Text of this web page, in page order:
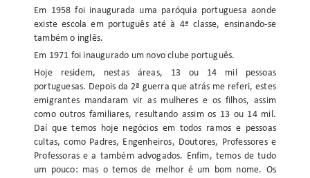
Em 1958 foi inaugurada uma paróquia portuguesa aonde
existe escola em português até à 4ª classe, ensinando-se
também o inglês.
Em 1971 foi inaugurado um novo clube português.
Hoje residem, nestas áreas, 13 ou 14 mil pessoas
portuguesas. Depois da 2ª guerra que atrás me referi, estes
emigrantes mandaram vir as mulheres e os filhos, assim
como outros familiares, resultando assim os 13 ou 14 mil.
Daí que temos hoje negócios em todos ramos e pessoas
cultas, como Padres, Engenheiros, Doutores, Professores e
Professoras e a também advogados. Enfim, temos de tudo
um pouco: mas o temos de melhor é um bom nome. Os